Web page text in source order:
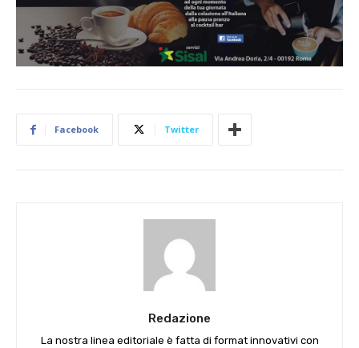
Facebook Twitter
Redazione
La nostra linea editoriale è fatta di format innovativi con